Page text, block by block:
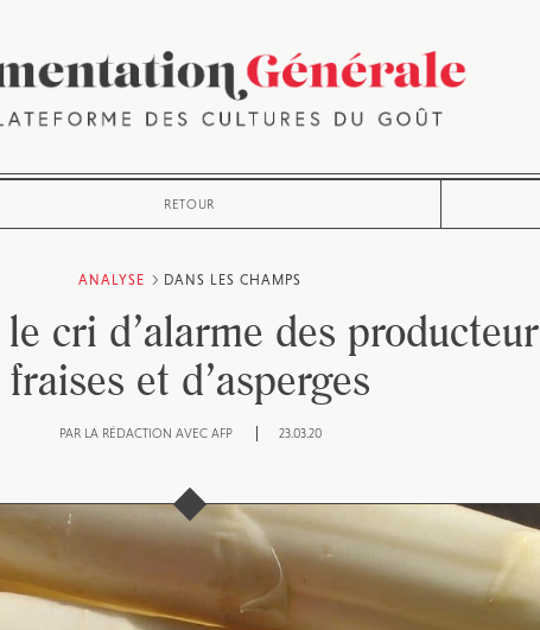
RETOUR
ANALYSE DANS LES CHAMPS
cri d’alarme des
fraises et d’asperges
PAR LA RÉDACTION AVEC AFP 23.03.20
JE M'INSCRIS À LA NEWSLETTER
Pour recevoir toutes les deux semaines notre lettre d’info avec une
sélection d’articles …